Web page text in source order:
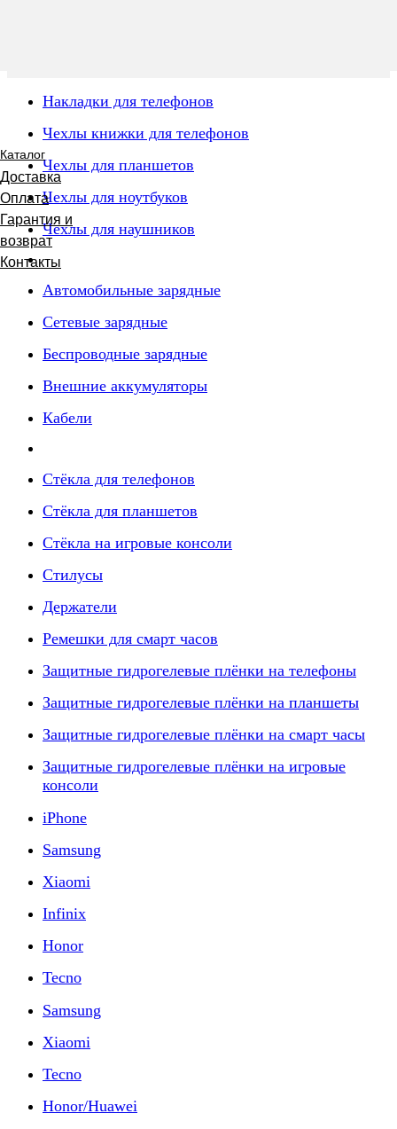
Каталог
Доставка
Оплата
Гарантия и
возврат
Контакты
Накладки для телефонов
Чехлы книжки для телефонов
Чехлы для планшетов
Чехлы для ноутбуков
Чехлы для наушников
Автомобильные зарядные
Сетевые зарядные
Беспроводные зарядные
Внешние аккумуляторы
Кабели
Стёкла для телефонов
Стёкла для планшетов
Стёкла на игровые консоли
Стилусы
Держатели
Ремешки для смарт часов
Защитные гидрогелевые плёнки на телефоны
Защитные гидрогелевые плёнки на планшеты
Защитные гидрогелевые плёнки на смарт часы
Защитные гидрогелевые плёнки на игровые
консоли
iPhone
Samsung
Xiaomi
Infinix
Honor
Tecno
Samsung
Xiaomi
Tecno
Honor/Huawei